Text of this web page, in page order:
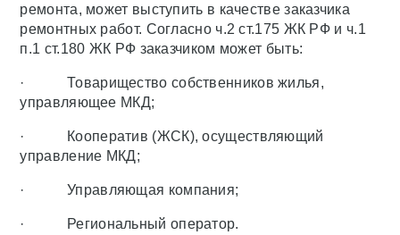
ремонта, может выступить в качестве заказчика
ремонтных работ. Согласно ч.2 ст.175 ЖК РФ и ч.1
п.1 ст.180 ЖК РФ заказчиком может быть:
· Товарищество собственников жилья,
управляющее МКД;
· Кооператив (ЖСК), осуществляющий
управление МКД;
· Управляющая компания;
· Региональный оператор.